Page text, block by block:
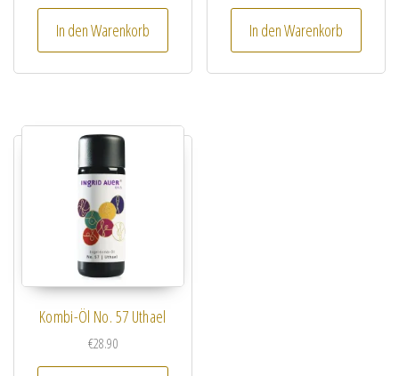
In den Warenkorb In den Warenkorb
Kombi-Öl No. 57 Uthael
€28.90